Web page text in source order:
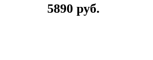
5890